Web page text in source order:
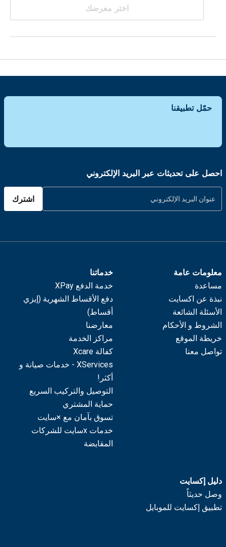
اختر معرضك
حمّل تطبيقنا
احصل على تحديثات عبر البريد الإلكتروني
اشترك
معلومات عامة
مساعدة
نبذة عن اكسايت
الأسئلة الشائعة
الشروط و الأحكام
خريطة الموقع
تواصل معنا
خدماتنا
خدمة الدفع XPay
دفع الأقساط الشهرية (إيزي
أقساط)
معارضنا
مراكز الخدمة
كفالة Xcare
XServices - خدمات صيانة و
أكثر!
التوصيل والتركيب السريع
حماية المشتري
تسوق بآمان مع ×سايت
خدمات xسايت للشركات
المقايضة
دليل إكسايت
وصل حديثاً
تطبيق إكسايت للموبايل